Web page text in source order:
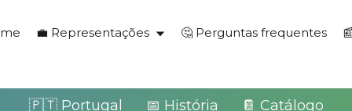
💼 Representações 🤔 Perguntas frequentes
🇵🇹 Portugal 📅 História 📔 Catálogo